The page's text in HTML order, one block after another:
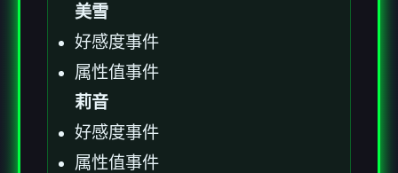
美雪
好感度事件
属性值事件
莉音
好感度事件
属性值事件